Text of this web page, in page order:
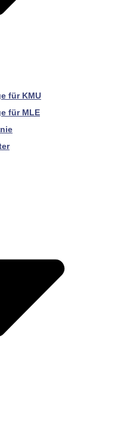
für KMU
für MLE